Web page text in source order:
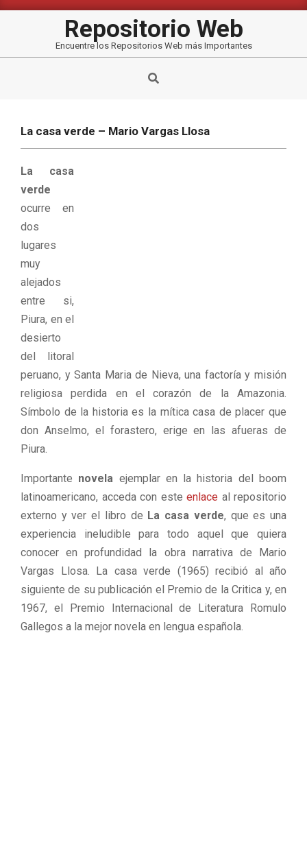
Repositorio Web
Encuentre los Repositorios Web más Importantes
Buscar
La casa verde – Mario Vargas Llosa
La casa
verde
ocurre en
dos
lugares
muy
alejados
entre si,
Piura, en el
desierto
del litoral
peruano, y Santa Maria de Nieva, una factoría y misión
religiosa perdida en el corazón de la Amazonia.
Símbolo de la historia es la mítica casa de placer que
don Anselmo, el forastero, erige en las afueras de
Piura.
Importante novela ejemplar en la historia del boom
latinoamericano, acceda con este enlace al repositorio
externo y ver el libro de La casa verde, que es una
experiencia ineludible para todo aquel que quiera
conocer en profundidad la obra narrativa de Mario
Vargas Llosa. La casa verde (1965) recibió al año
siguiente de su publicación el Premio de la Critica y, en
1967, el Premio Internacional de Literatura Romulo
Gallegos a la mejor novela en lengua española.